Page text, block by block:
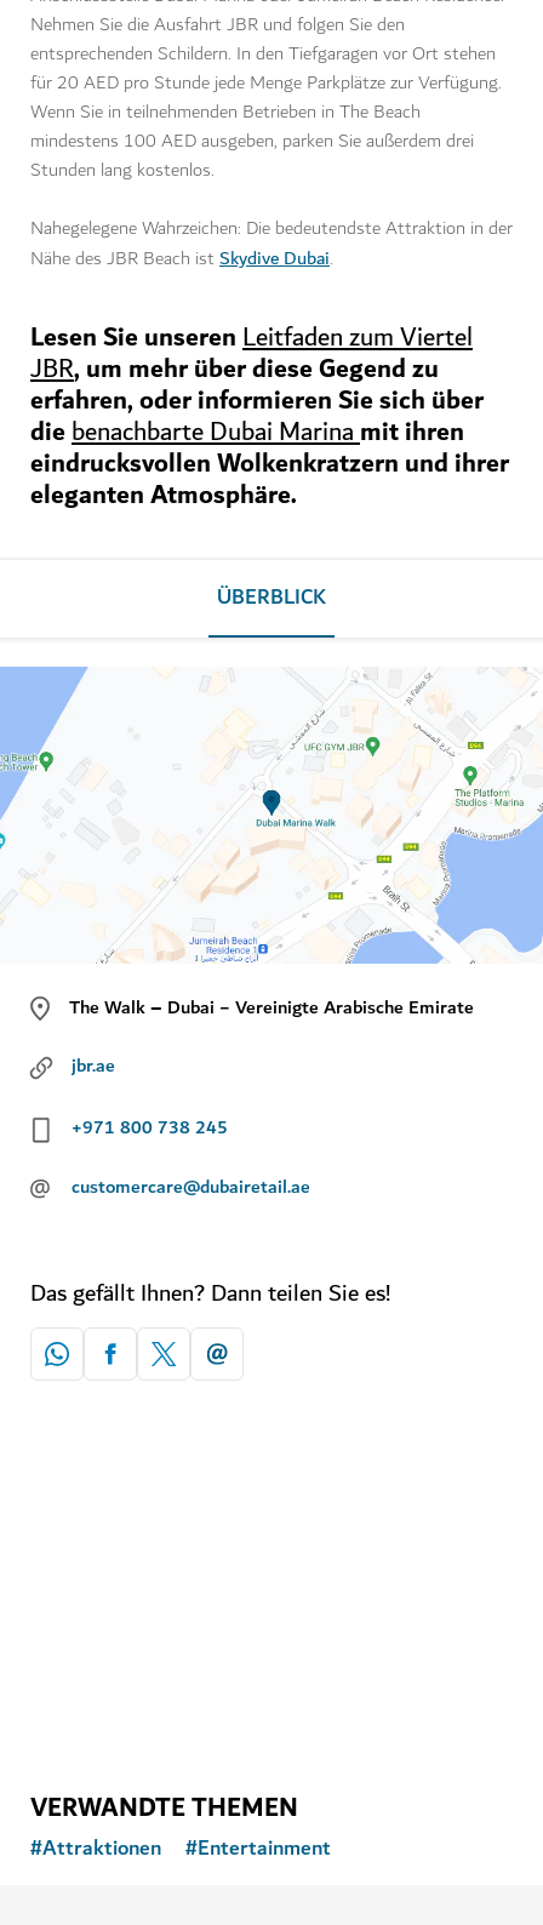
Nehmen Sie die Ausfahrt JBR und folgen Sie den
entsprechenden Schildern. In den Tiefgaragen vor Ort stehen
für 20 AED pro Stunde jede Menge Parkplätze zur Verfügung.
Wenn Sie in teilnehmenden Betrieben in The Beach
mindestens 100 AED ausgeben, parken Sie außerdem drei
Stunden lang kostenlos.
Nahegelegene Wahrzeichen: Die bedeutendste Attraktion in der
Nähe des JBR Beach istSkydive Dubai.
Lesen Sie unserenLeitfaden zum Viertel
JBR, um mehr über diese Gegend zu
erfahren, oder informieren Sie sich über
diebenachbarte Dubai Marinamit ihren
eindrucksvollen Wolkenkratzern und ihrer
eleganten Atmosphäre.
ÜBERBLICK
The Walk – Dubai − Vereinigte Arabische Emirate
jbr.ae
+971 800 738 245
@ customercare@dubairetail.ae
Das gefällt Ihnen? Dann teilen Sie es!
VERWANDTE THEMEN
#Attraktionen #Entertainment